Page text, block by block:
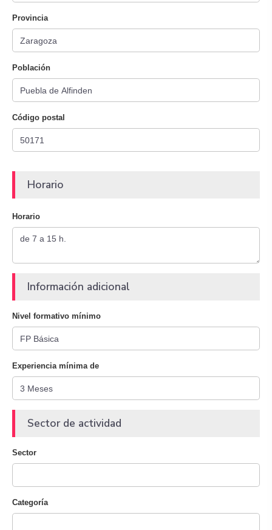
Provincia
Población
Código postal
Horario
Horario
Información adicional
Nivel formativo mínimo
Experiencia mínima de
Sector de actividad
Sector
Categoría